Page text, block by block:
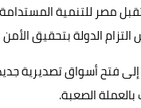
مصر للتنمية
الدولة بتحقيق
فتح أسواق تصديرية
بالعملة الصعبة.